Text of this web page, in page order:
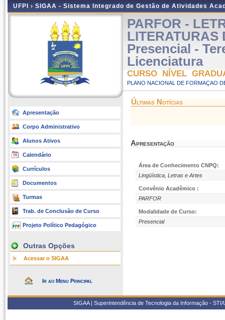
UFPI › SIGAA - Sistema Integrado de Gestão de Atividades
Apresentação
Corpo Administrativo
Alunos Ativos
Calendário
Currículos
Documentos
Turmas
Trab. de Conclusão de Curso
Projeto Político Pedagógico
Outras Opções
Acessar o SIGAA
Ir ao Menu Principal
PARFOR -
LITERATURAS
Presencial -
Licenciatura
CURSO NÍVEL
PLANO NACIONAL DE FORMAÇAO
Últimas Notícias
Apresentação
Área de Conhecimento CNPQ:
Lingüística, Letras e Artes
Convênio Acadêmico :
PARFOR
Modalidade de Curso:
Presencial
SIGAA | Superintendência de Tecnologia da Informação -